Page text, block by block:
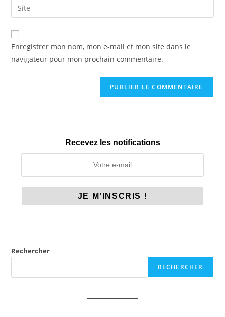
comment
address
comment
Saisir
l’URL
de
votre
(facultatif)
Enregistrer mon nom, mon e-mail et mon site dans le
navigateur pour mon prochain commentaire.
Recevez les notifications
Rechercher
RECHERCHER